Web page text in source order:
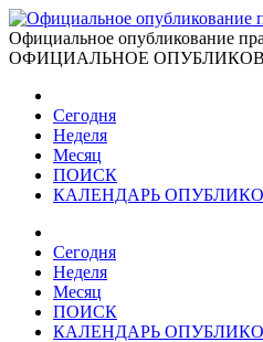
Официальное опубликование
ОФИЦИАЛЬНОЕ
Сегодня
Неделя
Месяц
ПОИСК
КАЛЕНДАРЬ
Сегодня
Неделя
Месяц
ПОИСК
КАЛЕНДАРЬ